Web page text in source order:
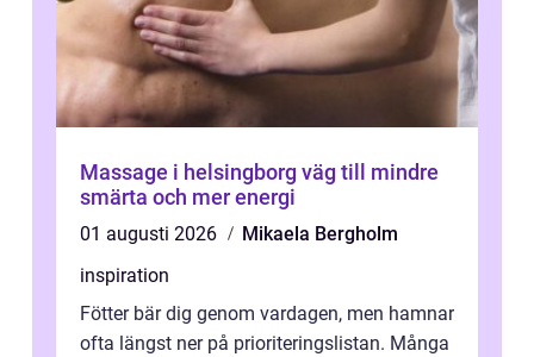
Massage i helsingborg väg till mindre
smärta och mer energi
01 augusti 2026
Mikaela Bergholm
inspiration
Fötter bär dig genom vardagen, men hamnar
ofta längst ner på prioriteringslistan. Många